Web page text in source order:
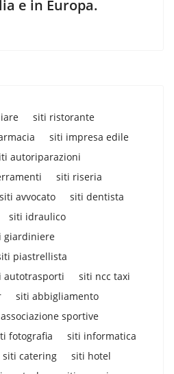
e in Europa.
siti ristorante
siti impresa edile
autoriparazioni
siti riseria
siti avvocato
siti dentista
siti idraulico
giardiniere
piastrellista
autotrasporti
siti ncc taxi
siti abbigliamento
sportive
fotografia
siti informatica
siti catering
siti hotel